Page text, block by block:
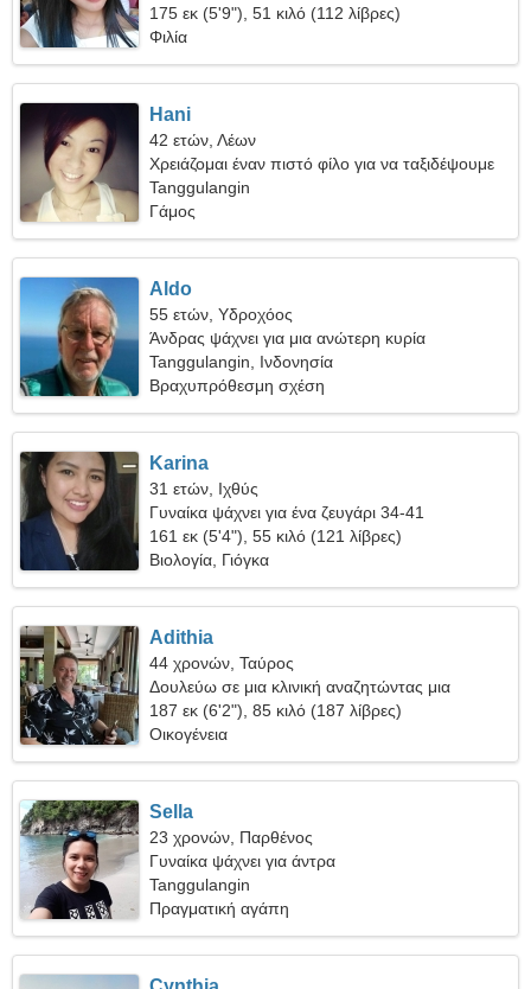
γυναίκα
175 εκ (5'9"), 51 κιλό (112 λίβρες)
Φιλία
Hani
42 ετών, Λέων
Χρειάζομαι έναν πιστό φίλο για να ταξιδέψουμε
μαζί
Tanggulangin
Γάμος
Aldo
55 ετών, Υδροχόος
Άνδρας ψάχνει για μια ανώτερη κυρία
Tanggulangin, Ινδονησία
Βραχυπρόθεσμη σχέση
Karina
31 ετών, Ιχθύς
Γυναίκα ψάχνει για ένα ζευγάρι 34-41
161 εκ (5'4"), 55 κιλό (121 λίβρες)
Βιολογία, Γιόγκα
Adithia
44 χρονών, Ταύρος
Δουλεύω σε μια κλινική αναζητώντας μια
δροσερή γυναίκα
187 εκ (6'2"), 85 κιλό (187 λίβρες)
Οικογένεια
Sella
23 χρονών, Παρθένος
Γυναίκα ψάχνει για άντρα
Tanggulangin
Πραγματική αγάπη